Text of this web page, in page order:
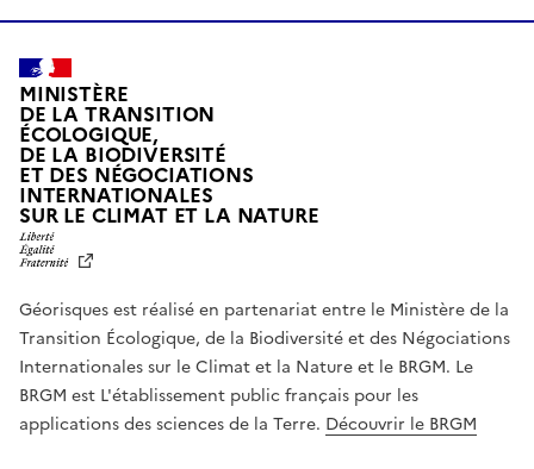
MINISTÈRE
DE LA TRANSITION
ÉCOLOGIQUE,
DE LA BIODIVERSITÉ
ET DES NÉGOCIATIONS
INTERNATIONALES
SUR LE CLIMAT ET LA NATUREL
T
É
,
É
G
A
L
Géorisques est réalisé en partenariat entre le Ministère de la
Transition Écologique, de la Biodiversité et des Négociations
Internationales sur le Climat et la Nature et le BRGM. Le
BRGM est L'établissement public français pour les
applications des sciences de la Terre. Découvrir le BRGM